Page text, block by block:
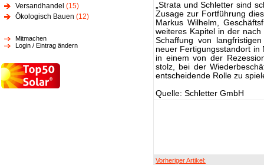
Versandhandel (15)
Ökologisch Bauen (12)
Mitmachen
Login / Eintrag ändern
„Strata und Schletter sind
Zusage zur Fortführung
Markus Wilhelm,
weiteres Kapitel in der
Schaffung von
neuer Fertigungsstandort in
in einem von der
stolz, bei der
entscheidende Rolle zu
Quelle: Schletter GmbH
Vorheriger Artikel: